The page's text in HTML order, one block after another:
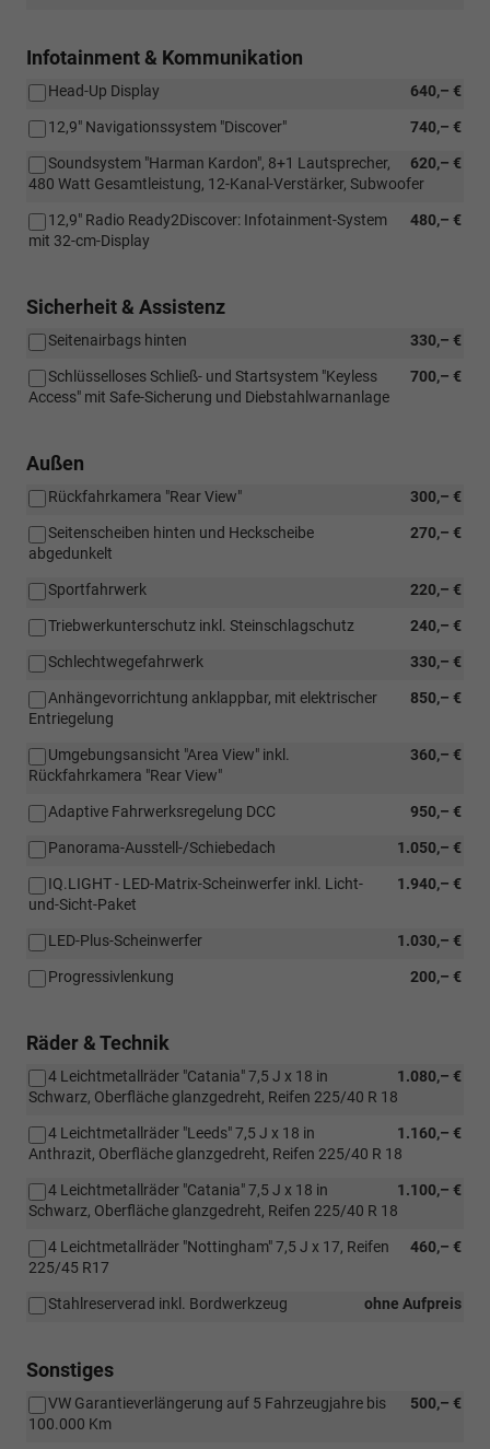
Infotainment & Kommunikation
640,– €
Head-Up Display
740,– €
12,9" Navigationssystem "Discover"
620,– €
Soundsystem "Harman Kardon", 8+1 Lautsprecher,
480 Watt Gesamtleistung, 12-Kanal-Verstärker, Subwoofer
480,– €
12,9" Radio Ready2Discover: Infotainment-System
mit 32-cm-Display
Sicherheit & Assistenz
330,– €
Seitenairbags hinten
700,– €
Schlüsselloses Schließ- und Startsystem "Keyless
Access" mit Safe-Sicherung und Diebstahlwarnanlage
Außen
300,– €
Rückfahrkamera "Rear View"
270,– €
Seitenscheiben hinten und Heckscheibe
abgedunkelt
220,– €
Sportfahrwerk
240,– €
Triebwerkunterschutz inkl. Steinschlagschutz
330,– €
Schlechtwegefahrwerk
850,– €
Anhängevorrichtung anklappbar, mit elektrischer
Entriegelung
360,– €
Umgebungsansicht "Area View" inkl.
Rückfahrkamera "Rear View"
950,– €
Adaptive Fahrwerksregelung DCC
1.050,– €
Panorama-Ausstell-/Schiebedach
1.940,– €
IQ.LIGHT - LED-Matrix-Scheinwerfer inkl. Licht-
und-Sicht-Paket
1.030,– €
LED-Plus-Scheinwerfer
200,– €
Progressivlenkung
Räder & Technik
1.080,– €
4 Leichtmetallräder "Catania" 7,5 J x 18 in
Schwarz, Oberfläche glanzgedreht, Reifen 225/40 R 18
1.160,– €
4 Leichtmetallräder "Leeds" 7,5 J x 18 in
Anthrazit, Oberfläche glanzgedreht, Reifen 225/40 R 18
1.100,– €
4 Leichtmetallräder "Catania" 7,5 J x 18 in
Schwarz, Oberfläche glanzgedreht, Reifen 225/40 R 18
460,– €
4 Leichtmetallräder "Nottingham" 7,5 J x 17, Reifen
225/45 R17
ohne Aufpreis
Stahlreserverad inkl. Bordwerkzeug
Sonstiges
500,– €
VW Garantieverlängerung auf 5 Fahrzeugjahre bis
100.000 Km